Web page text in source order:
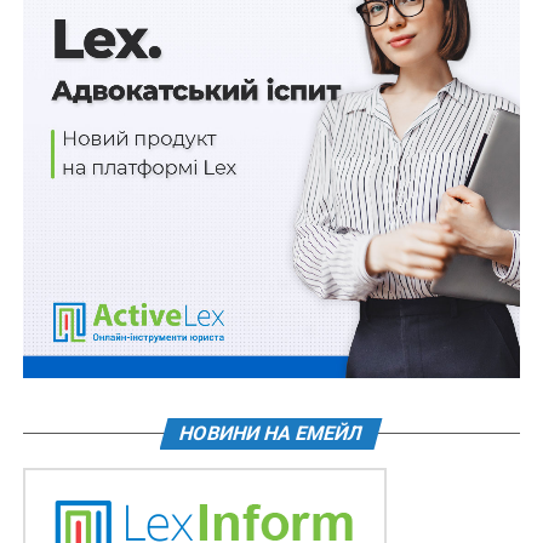
працівників таких юридичних осіб шляхом
запобігання або недопущення негативного
безпосереднього впливу факторів (діяльності або
бездіяльності) протиправного характеру;
Читайте також:Законодавці готуються скасувати
покарання за зберігання та виготовлення зброї
3) охорона майна та майнових прав – діяльність з
організації та практичного здійснення заходів
охорони, спрямованих на забезпечення
недоторканності, цілісності визначених власником і
належних йому будівель, споруд, земельних ділянок
цінностей, цінних паперів та іншого рухомого і
нерухомого майна з метою запобігання та/або
нього, для збереження його фізичного стану,
НОВИНИ НА ЕМЕЙЛ